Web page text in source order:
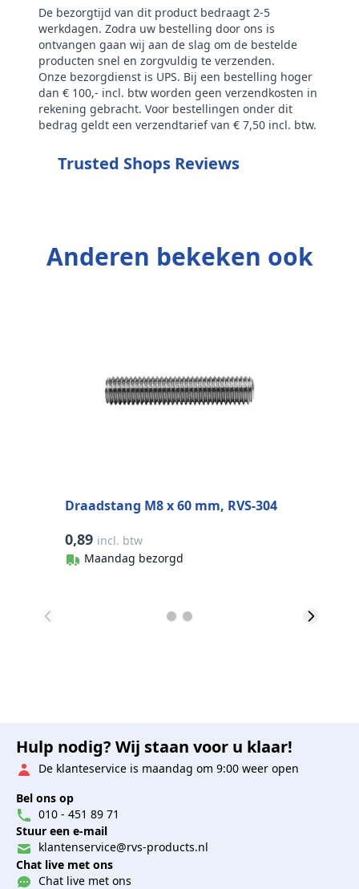
De bezorgtijd van dit product bedraagt 2-5
werkdagen. Zodra uw bestelling door ons is
ontvangen gaan wij aan de slag om de bestelde
producten snel en zorgvuldig te verzenden.
Onze bezorgdienst is UPS. Bij een bestelling hoger
dan € 100,- incl. btw worden geen verzendkosten in
rekening gebracht. Voor bestellingen onder dit
bedrag geldt een verzendtarief van € 7,50 incl. btw.
Trusted Shops Reviews
Anderen bekeken ook
Draadstang M8 x 60 mm, RVS-304
0,89 incl. btw
Maandag bezorgd
Hulp nodig? Wij staan voor u klaar!
De klanteservice is maandag om 9:00 weer open
Bel ons op
010 - 451 89 71
Stuur een e-mail
klantenservice@rvs-products.nl
Chat live met ons
Chat live met ons